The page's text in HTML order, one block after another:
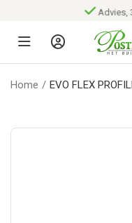
Advies,
Home / EVO FLEX